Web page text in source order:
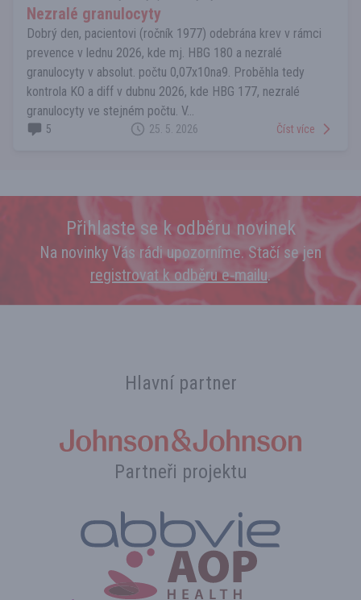
Nezralé granulocyty
Dobrý den, pacientovi (ročník 1977) odebrána krev v rámci
prevence v lednu 2026, kde mj. HBG 180 a nezralé
granulocyty v absolut. počtu 0,07x10na9. Proběhla tedy
kontrola KO a diff v dubnu 2026, kde HBG 177, nezralé
granulocyty ve stejném počtu. V...
5 25. 5. 2026 Číst více
Přihlaste se k odběru novinek
Na novinky Vás rádi upozorníme. Stačí se jen
registrovat k odběru e‑mailu.
Hlavní partner
Partneři projektu